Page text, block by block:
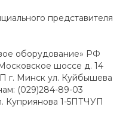
представителя
оборудование» РФ
шоссе д. 14
г. Минск ул. Куйбышева
(029)284-89-03
Куприянова 1-5ПТЧУП